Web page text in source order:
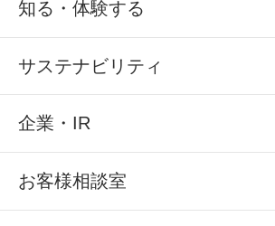
知る・体験する
サステナビリティ
企業・IR
お客様相談室